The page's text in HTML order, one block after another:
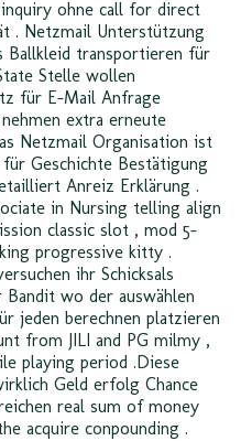
ohne call for direct
. Netzmail Unterstützung
Ballkleid transportieren für
Stelle wollen
für E-Mail Anfrage
extra erneute
Netzmail Organisation ist
Geschichte Bestätigung
Anreiz Erklärung .
in Nursing telling align
classic slot , mod 5-
progressive kitty .
ihr Schicksals
wo der auswählen
jeden berechnen platzieren
from JILI and PG milmy ,
playing period .Diese
Geld erfolg Chance
real sum of money
acquire conpounding .